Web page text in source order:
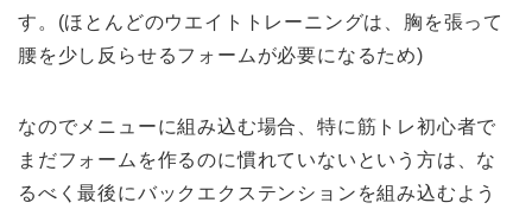
す。(ほとんどのウエイトトレーニングは、胸を張って
腰を少し反らせるフォームが必要になるため)
なのでメニューに組み込む場合、特に筋トレ初心者で
まだフォームを作るのに慣れていないという方は、な
るべく最後にバックエクステンションを組み込むよう